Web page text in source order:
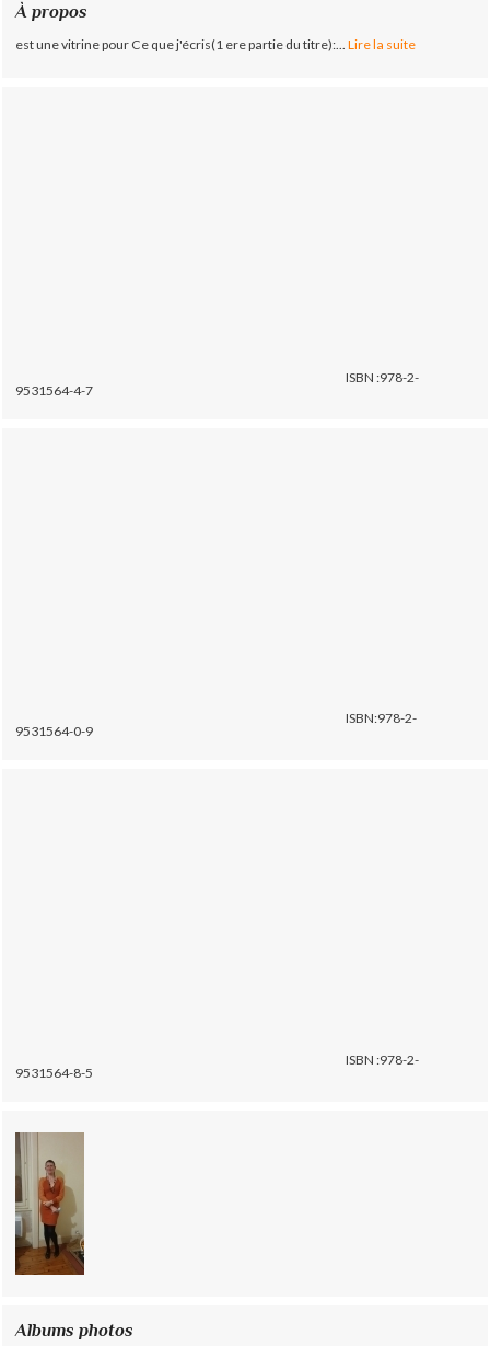
À propos
est une vitrine pour Ce que j'écris(1 ere partie du titre):... Lire la suite
ISBN :978-2-
9531564-4-7
ISBN:978-2-
9531564-0-9
ISBN :978-2-
9531564-8-5
Albums photos